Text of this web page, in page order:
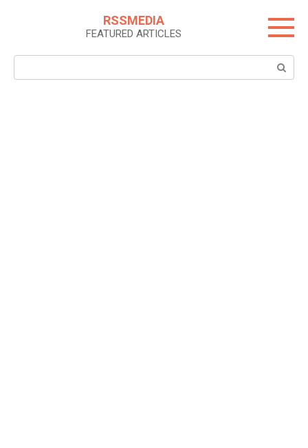
RSSMEDIA
FEATURED ARTICLES
Search: